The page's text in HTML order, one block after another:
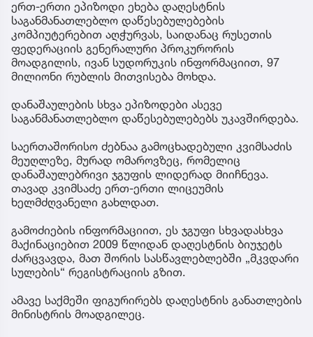
ერთ-ერთი ეპიზოდი ეხება დაღესტნის
საგანმანათლებლო დაწესებულებების
კომპიუტერებით აღჭურვას, საიდანაც რუსეთის
ფედერაციის გენერალური პროკურორის
მოადგილის, ივან სუდორუკის ინფორმაციით, 97
მილიონი რუბლის მითვისება მოხდა.
დანაშაულების სხვა ეპიზოდები ასევე
საგანმანათლებლო დაწესებულებებს უკავშირდება.
საერთაშორისო ძებნაა გამოცხადებული კვიმსაძის
მეუღლეზე, მურად ომაროვზეც, რომელიც
დანაშაულებრივი ჯგუფის ლიდერად მიიჩნევა.
თავად კვიმსაძე ერთ-ერთი ლიცეუმის
ხელმძღვანელი გახლდათ.
გამოძიების ინფორმაციით, ეს ჯგუფი სხვადასხვა
მაქინაციებით 2009 წლიდან დაღესტნის ბიუჯეტს
ძარცვავდა, მათ შორის სასწავლებლებში „მკვდარი
სულების“ რეგისტრაციის გზით.
ამავე საქმეში ფიგურირებს დაღესტნის განათლების
მინისტრის მოადგილეც.